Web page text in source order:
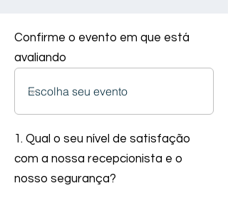
Confirme o evento em que está
avaliando
1. Qual o seu nível de satisfação
com a nossa recepcionista e o
nosso segurança?